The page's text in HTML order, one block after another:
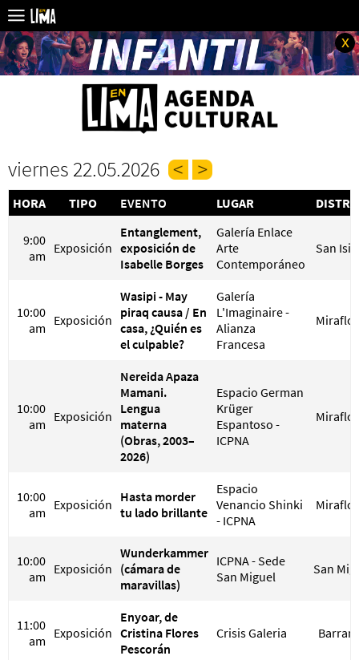
x
viernes 22.05.2026
HORA TIPO EVENTO LUGAR
9:00
am Exposición
Entanglement,
exposición de
Isabelle Borges
Galería Enlace
Arte
Contemporáneo
San
10:00
am Exposición
Wasipi - May
piraq causa / En
casa, ¿Quién es
el culpable?
Galería
L'Imaginaire -
Alianza
Francesa
10:00
am Exposición
Nereida Apaza
Mamani.
Lengua
materna
(Obras, 2003–
2026)
Espacio German
Krüger
Espantoso -
ICPNA
10:00
am Exposición Hasta morder
tu lado brillante
Espacio
Venancio Shinki
- ICPNA
10:00
am Exposición
Wunderkammer
(cámara de
maravillas)
ICPNA - Sede
San Miguel
San
11:00
am Exposición
Enyoar, de
Cristina Flores
Pescorán
Crisis Galeria